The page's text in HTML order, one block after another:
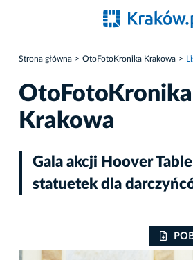
Strona główna OtoFotoKronika Krakowa
OtoFotoKronika
Krakowa
Gala akcji Hoover
statuetek dla